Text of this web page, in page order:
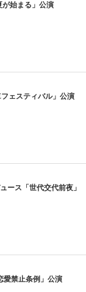
が始まる」公演
ェスティバル」公演
ース「世代交代前夜」
愛禁止条例」公演